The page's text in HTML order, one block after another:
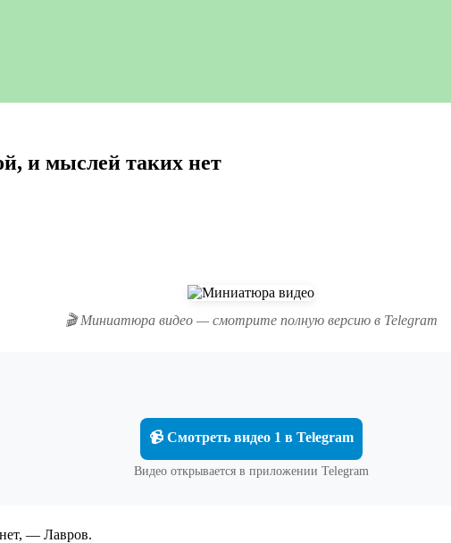
и мыслей таких нет
🎬 Миниатюра видео — смотрите полную версию в Telegram
📹 Смотреть видео 1 в Telegram
Видео открывается в приложении Telegram
нет, — Лавров.